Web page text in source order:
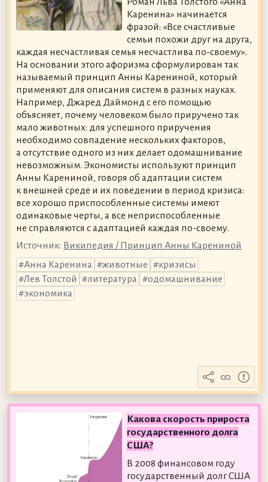
Каренина» начинается
фразой: «Все счастливые
семьи похожи друг на друга,
каждая несчастливая семья несчастлива по-своему».
На основании этого афоризма сформулирован так
называемый принцип Анны Карениной, который
применяют для описания систем в разных науках.
Например, Джаред Даймонд с его помощью
объясняет, почему человеком было приручено так
мало животных: для успешного приручения
необходимо совпадение нескольких факторов,
а отсутствие одного из них делает одомашнивание
невозможным. Экономисты используют принцип
Анны Карениной, говоря об адаптации систем
к внешней среде и их поведении в период кризиса:
все хорошо приспособленные системы имеют
одинаковые черты, а все неприспособленные
не справляются с адаптацией каждая по-своему.
Источник: Википедия / Принцип Анны Карениной
Анна Каренина
животные
кризисы
Лев Толстой
литература
одомашнивание
экономика
Какова скорость прироста
государственного долга
США?
В 2008 финансовом году
государственный долг США